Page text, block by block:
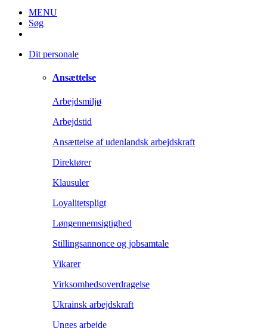
MENU
Søg
Dit personale
Ansættelse
Arbejdsmiljø
Arbejdstid
Ansættelse af udenlandsk arbejdskraft
Direktører
Klausuler
Loyalitetspligt
Løngennemsigtighed
Stillingsannonce og jobsamtale
Vikarer
Virksomhedsoverdragelse
Ukrainsk arbejdskraft
Unges arbejde